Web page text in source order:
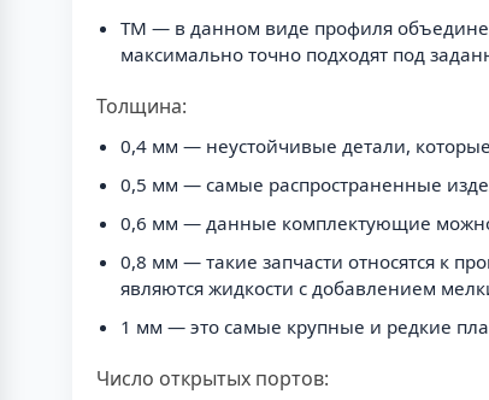
TM — в данном виде профиля
максимально точно подходят под
Толщина:
0,4 мм — неустойчивые детали,
0,5 мм — самые распространенные
0,6 мм — данные комплектующие можно
0,8 мм — такие запчасти относятся к
являются жидкости с добавлением
1 мм — это самые крупные и редкие
Число открытых портов: